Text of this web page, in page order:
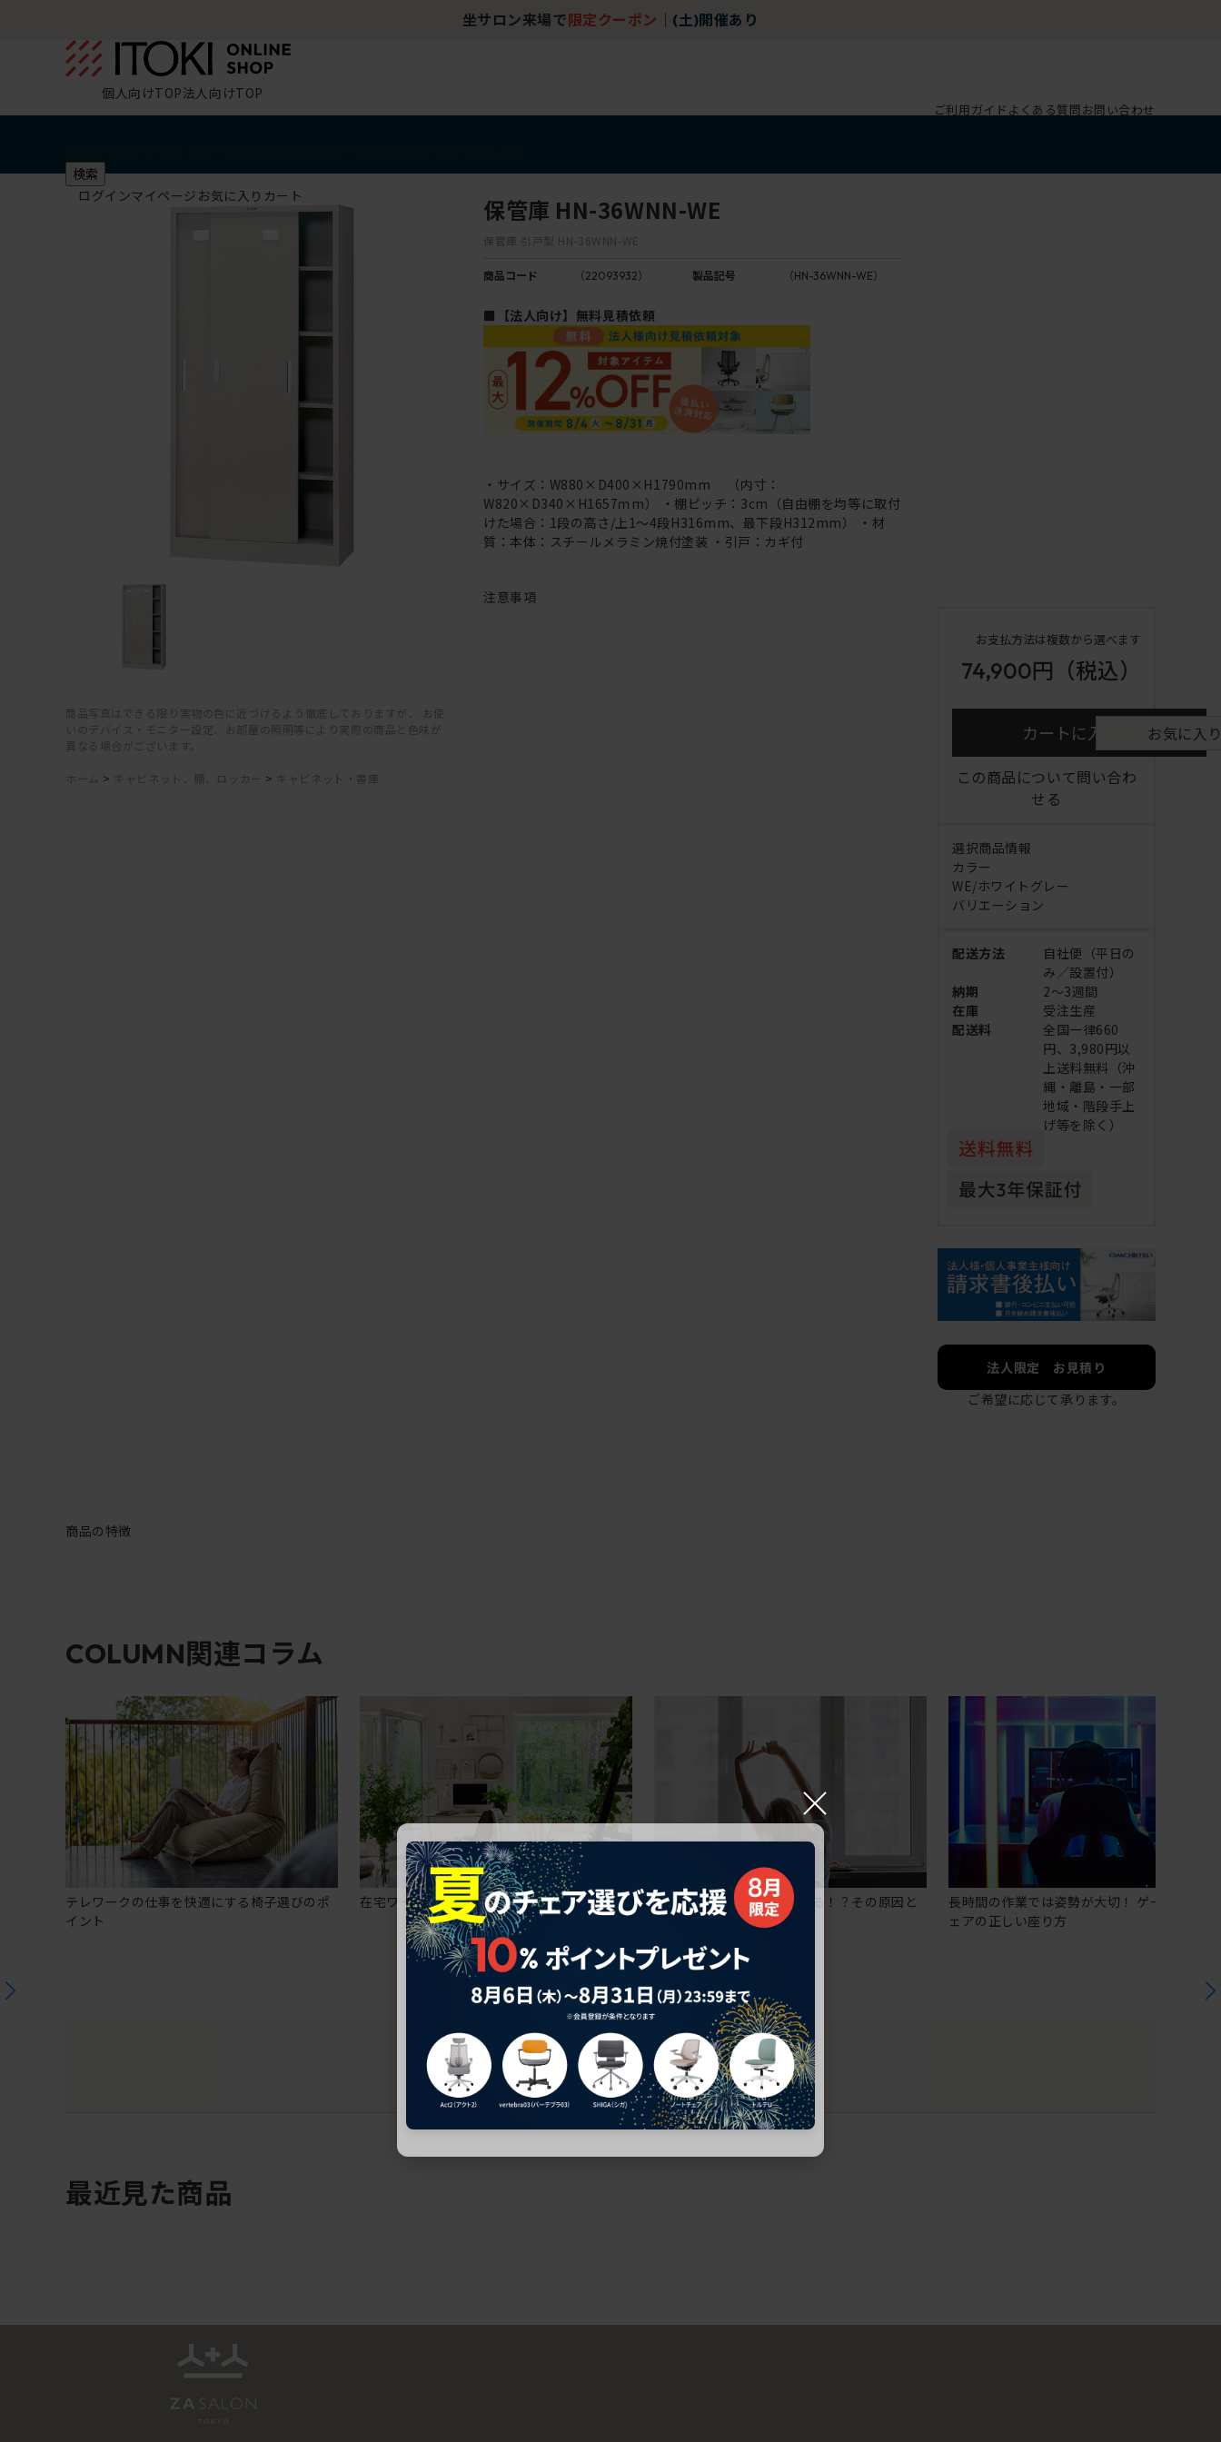
坐サロン来場で 限定クーポン (土)開催あり
個人向けTOP法人向けTOP
ご利用ガイド よくある質問お問い合わせ
検索
ログインマイページ お気に入り カート
商品写真はできる限り実物の色に近づけるよう徹底しておりますが、 お使
いのデバイス・モニター設定、お部屋の照明等により実際の商品と色味が
異なる場合がございます。
ホーム > キャビネット、棚、ロッカー > キャビネット・書庫
保管庫 HN-36WNN-WE
保管庫 引戸型 HN-36WNN-WE
商品コード （22093932） 製品記号 （HN-36WNN-WE）
■【法人向け】無料見積依頼
・サイズ：W880×D400×H1790mm （内寸：
W820×D340×H1657ｍm） ・棚ピッチ：3cm（自由棚を均等に取付
けた場合：1段の高さ/上1～4段H316mm、最下段H312mm） ・材
質：本体：スチールメラミン焼付塗装 ・引戸：カギ付
注意事項
お支払方法は複数から選べます
74,900円 （税込）
カートに入れる お気に入
この商品について問い合わ
せる
選択商品情報
カラー
WE/ホワイトグレー
バリエーション
配送方法
自社便（平日の
み／設置付）
納期
2～3週間
在庫
受注生産
配送料
全国一律660
円、3,980円以
上送料無料（沖
縄・離島・一部
地域・階段手上
げ等を除く）
法人限定 お見積り
ご希望に応じて承ります。
商品の特徴
COLUMN関連コラム
テレワークの仕事を快適にする椅子選びのポ
イント
在宅ワークにおすすめのオフィスチェア5選
椅子に座っているのに疲れる！？その原因と
疲れにくいチェアの選び方
長時間の作業では姿勢が大切！ ゲーミングチ
ェアの正しい座り方
最近見た商品
×